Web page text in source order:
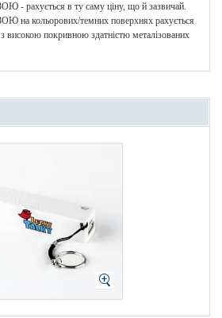
рахується в ту саму ціну, що й зазвичай.
кольорових/темних поверхнях рахується
високою покривною здатністю металізованих